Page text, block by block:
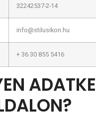
32242537-2-14
info@stilusikon.hu
+ 36 30 855 5416